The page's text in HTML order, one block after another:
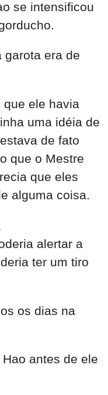
se intensificou
garota era de
que ele havia
uma idéia de
de fato
que o Mestre
que eles
alguma coisa.